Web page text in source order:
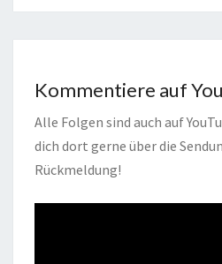
Kommentiere auf
Alle Folgen sind auch auf
dich dort gerne über die
Rückmeldung!